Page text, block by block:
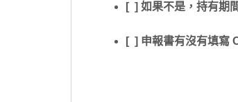
[ ] 如果不是，持有期
[ ] 申報書有沒有填寫